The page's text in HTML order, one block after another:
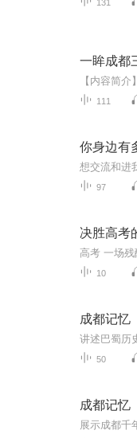
131
一眸成都
111
你身边有
97
决胜高考
10
成都记忆
50
成都记忆